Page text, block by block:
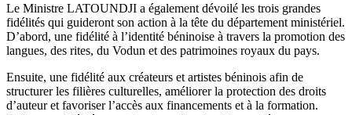
Le Ministre LATOUNDJI a également dévoilé les trois grandes
fidélités qui guideront son action à la tête du département ministériel.
D’abord, une fidélité à l’identité béninoise à travers la promotion des
langues, des rites, du Vodun et des patrimoines royaux du pays.
Ensuite, une fidélité aux créateurs et artistes béninois afin de
structurer les filières culturelles, améliorer la protection des droits
d’auteur et favoriser l’accès aux financements et à la formation.